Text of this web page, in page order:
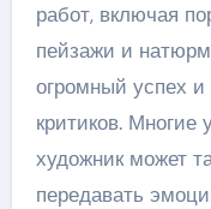
работ, включая
пейзажи и
огромный успех
критиков. Многие
художник может
передавать